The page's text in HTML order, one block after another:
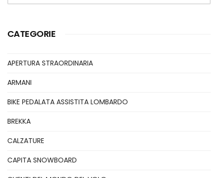
CATEGORIE
APERTURA STRAORDINARIA
ARMANI
BIKE PEDALATA ASSISTITA LOMBARDO
BREKKA
CALZATURE
CAPITA SNOWBOARD